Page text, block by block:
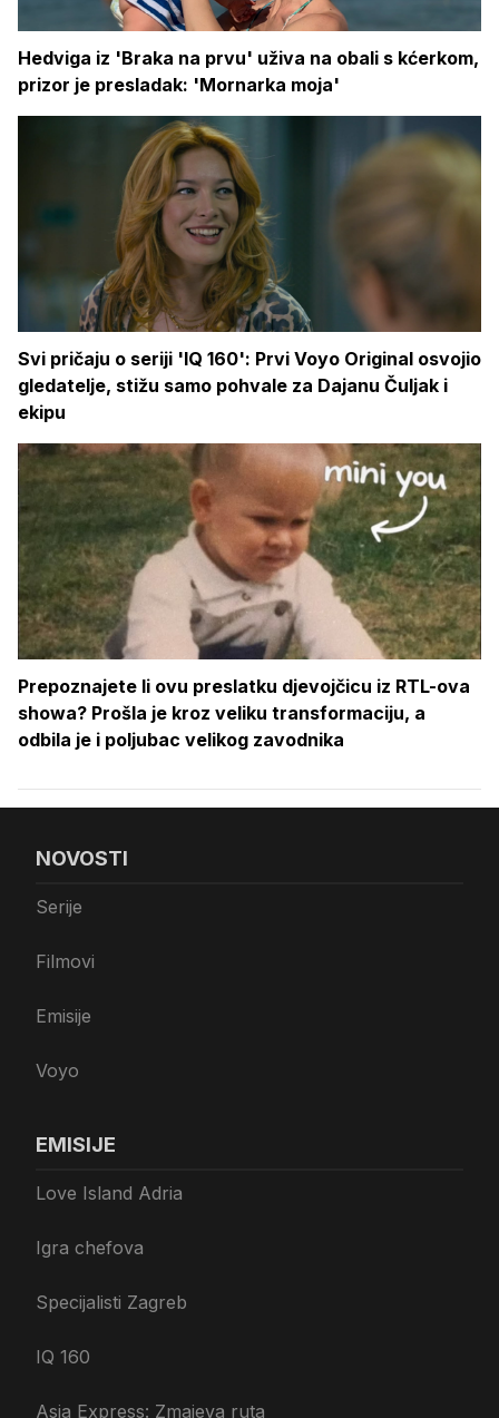
Hedviga iz 'Braka na prvu' uživa na obali s kćerkom,
prizor je presladak: 'Mornarka moja'
Svi pričaju o seriji 'IQ 160': Prvi Voyo Original osvojio
gledatelje, stižu samo pohvale za Dajanu Čuljak i
ekipu
Prepoznajete li ovu preslatku djevojčicu iz RTL-ova
showa? Prošla je kroz veliku transformaciju, a
odbila je i poljubac velikog zavodnika
NOVOSTI
Serije
Filmovi
Emisije
Voyo
EMISIJE
Love Island Adria
Igra chefova
Specijalisti Zagreb
IQ 160
Asia Express: Zmajeva ruta